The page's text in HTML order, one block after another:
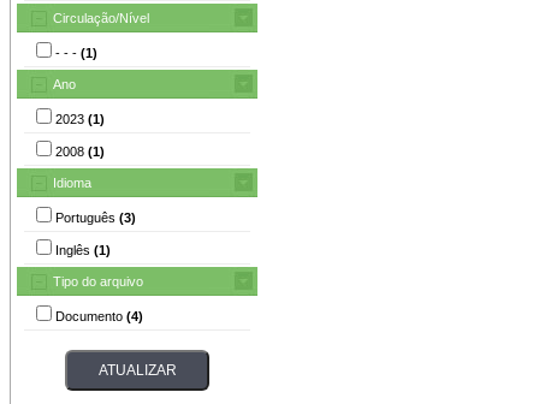
Circulação/Nível
- - - (1)
Ano
2023 (1)
2008 (1)
Idioma
Português (3)
Inglês (1)
Tipo do arquivo
Documento (4)